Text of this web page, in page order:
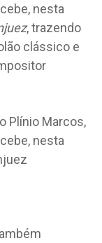
nesta
, trazendo
clássico e
Plínio Marcos,
nesta